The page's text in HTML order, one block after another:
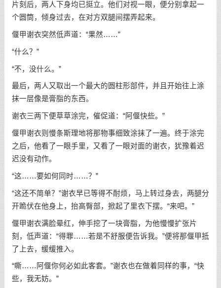
片刻后，两人下身均已挺立。他们对视一眼，便分别拿起一
个圆筒，倾身过去，在对方双腿间摆弄起来。
偃甲谢衣突然低声道：“果然……”
“什么？”
“不，没什么。”
最后，两人又取出一个最大的圆柱形部件，并且开始往上涂
抹一层像是膏脂的东西。
谢衣三两下便草草涂完，催促道：“阿偃快些。”
偃甲谢衣则慢条斯理地将那物事细致涂抹了一遍。终于涂完
之后，他看了一眼手里，又看了一眼对面的谢衣，犹豫着迟
迟没有动作。
“这……要如何同时……？”
“这还不简单？”谢衣早已等得不耐烦，马上转过身去，两腿分
开跪伏在他身上，抬高臀部，掀起了里衣下摆。“来吧。”
偃甲谢衣满脸晕红，伸手挖了一块膏脂，为他慢慢扩张片
刻，低声道：“得罪……若是不舒服便告诉我。”便将那偃甲抵
了上去，缓缓推入。
“嘶……阿偃你何必如此客套。”谢衣也在做着同样的事，“快
些，我无妨。”